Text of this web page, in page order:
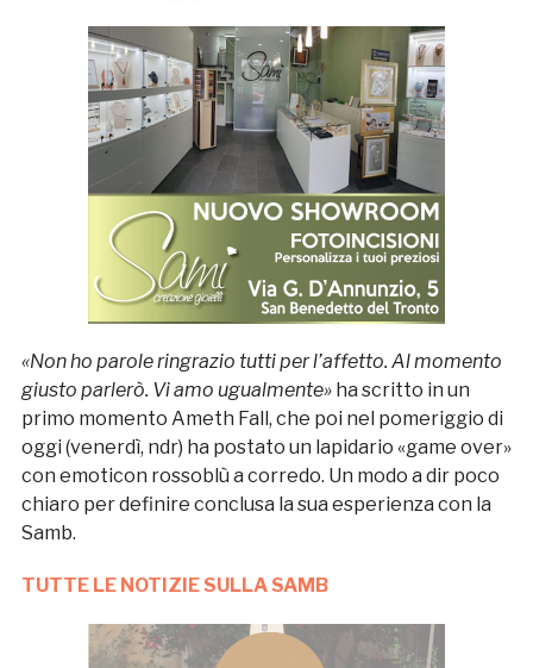
«Non ho parole ringrazio tutti per l’affetto. Al momento
giusto parlerò. Vi amo ugualmente»ha scritto in un
primo momento Ameth Fall, che poi nel pomeriggio di
oggi (venerdì, ndr) ha postato un lapidario «game over»
con emoticon rossoblù a corredo. Un modo a dir poco
chiaro per definire conclusa la sua esperienza con la
Samb.
TUTTE LE NOTIZIE SULLA SAMB